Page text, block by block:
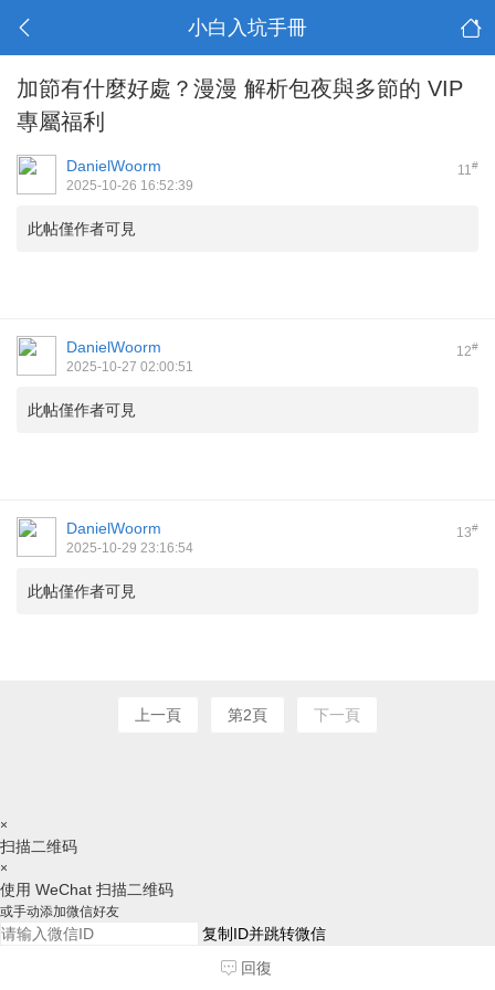
小白入坑手冊
加節有什麼好處？漫漫 解析包夜與多節的 VIP
專屬福利
11#
DanielWoorm
2025-10-26 16:52:39
此帖僅作者可見
12#
DanielWoorm
2025-10-27 02:00:51
此帖僅作者可見
13#
DanielWoorm
2025-10-29 23:16:54
此帖僅作者可見
上一頁 第2頁 下一頁
回復
×
扫描二维码
×
使用 WeChat 扫描二维码
或手动添加微信好友
复制ID并跳转微信